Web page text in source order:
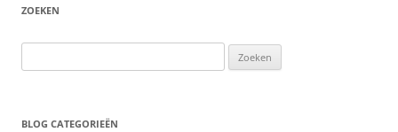
ZOEKEN
naar:
BLOG CATEGORIEËN